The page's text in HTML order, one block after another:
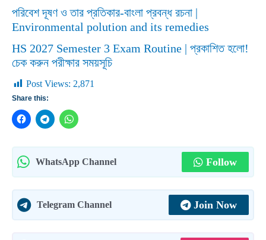
পরিবেশ দূষণ ও তার প্রতিকার-বাংলা প্রবন্ধ রচনা |
Environmental polution and its remedies
HS 2027 Semester 3 Exam Routine | প্রকাশিত হলো!
চেক করুন পরীক্ষার সময়সূচি
Post Views: 2,871
Share this:
WhatsApp Channel Follow
Telegram Channel Join Now